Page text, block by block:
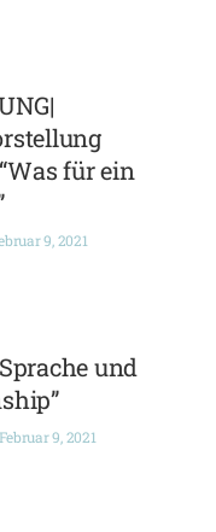
für ein
9, 2021
und
Februar 9, 2021